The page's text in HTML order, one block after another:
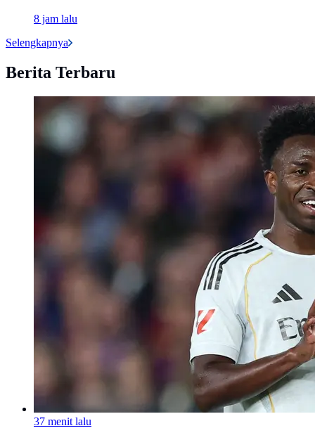
8 jam lalu
Selengkapnya
Berita Terbaru
37 menit lalu